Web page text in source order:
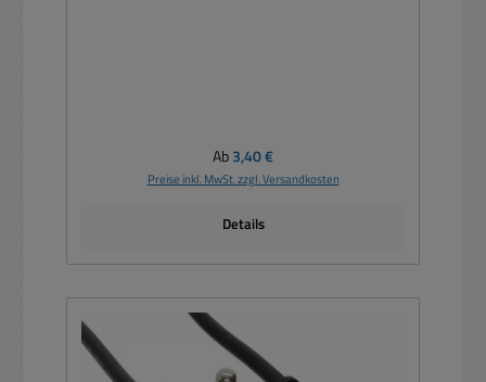
Regulärer Preis:
Ab3,40 €
Preise inkl. MwSt. zzgl. Versandkosten
Details